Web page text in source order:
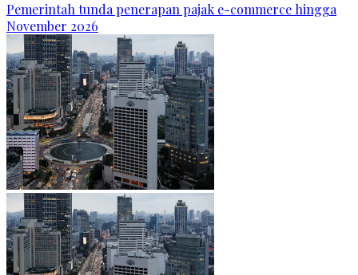
Pemerintah tunda penerapan pajak e-commerce hingga
November 2026